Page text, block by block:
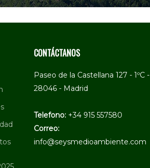
CONTÁCTANOS
Paseo de la Castellana 127 - 1ºC -
28046 - Madrid
Telefono: +34 915 557580
Correo:
info@seysmedioambiente.com